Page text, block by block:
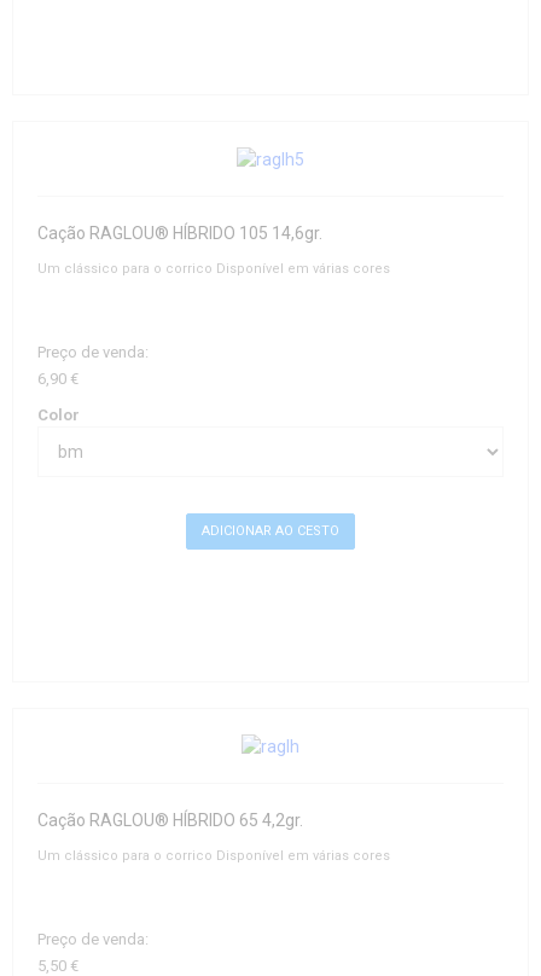
Cação RAGLOU® HÍBRIDO 105 14,6gr.
Um clássico para o corrico Disponível em várias cores
Preço de venda:
6,90 €
Color
Cação RAGLOU® HÍBRIDO 65 4,2gr.
Um clássico para o corrico Disponível em várias cores
Preço de venda:
5,50 €